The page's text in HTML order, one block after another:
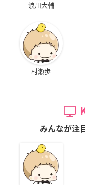
浪川大輔
村瀬歩
みんなが注